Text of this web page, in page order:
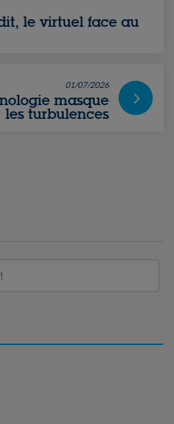
le virtuel face au
01/07/2026
masque
les turbulences